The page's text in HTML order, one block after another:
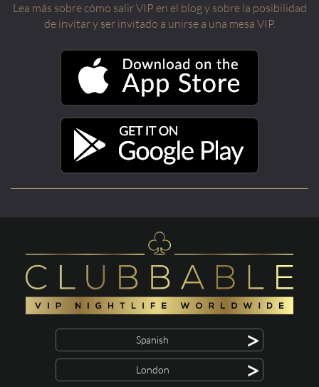
Lea más sobre cómo salir VIP en el blog y sobre la posibilidad
de invitar y ser invitado a unirse a una mesa VIP.
Spanish >
London >